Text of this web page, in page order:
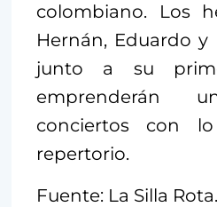
colombiano. Los
Hernán, Eduardo y
junto a su
emprenderán
conciertos con
repertorio.
Fuente: La Silla Rota.